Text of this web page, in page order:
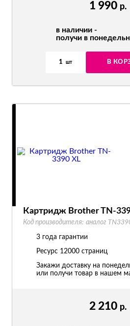
1 990 р.
в наличии -
получи в
1 шт В
2 210 р.
Картридж Brother TN-
Код производителя: аналог
3 года гарантии
Ресурс 12000 страниц
Закажи доставку на
или получи товар в нашем